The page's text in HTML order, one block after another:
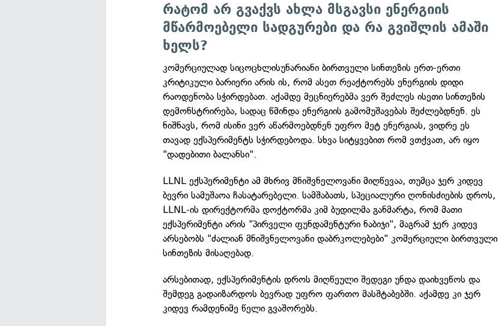
რატომ არ გვაქვს ახლა მსგავსი ენერგიის
მწარმოებელი სადგურები და რა გვიშლის ამაში
ხელს?
კომერციულად სიცოცხლისუნარიანი ბირთვული სინთეზის ერთ-ერთი
კრიტიკული ბარიერი არის ის, რომ ასეთ რეაქტორებს ენერგიის დიდი
რაოდენობა სჭირდებათ. აქამდე მეცნიერებმა ვერ შეძლეს ისეთი სინთეზის
დემონსტრირება, სადაც წმინდა ენერგიის გამომუშავებას შეძლებდნენ. ეს
ნიშნავს, რომ ისინი ვერ აწარმოებდნენ უფრო მეტ ენერგიას, ვიდრე ეს
თავად ექსპერიმენტს სჭირდებოდა. სხვა სიტყვებით რომ ვთქვათ, არ იყო
"დადებითი ბალანსი".
LLNL ექსპერიმენტი ამ მხრივ მნიშვნელოვანი მიღწევაა, თუმცა ჯერ კიდევ
ბევრი სამუშაოა ჩასატარებელი. სამშაბათს, სპეციალური ღონისძიების დროს,
LLNL-ის დირექტორმა დოქტორმა კიმ ბუდილმა განმარტა, რომ მათი
ექსპერიმენტი არის "პირველი ფუნდამენტური ნაბიჯი", მაგრამ ჯერ კიდევ
არსებობს "ძალიან მნიშვნელოვანი დაბრკოლებები" კომერციული ბირთვული
სინთეზის მისაღებად.
არსებითად, ექსპერიმენტის დროს მიღწეული შედეგი უნდა დაიხვეწოს და
შემდეგ გადაიზარდოს ბევრად უფრო ფართო მასშტაბებში. აქამდე კი ჯერ
კიდევ რამდენიმე წელი გვაშორებს.